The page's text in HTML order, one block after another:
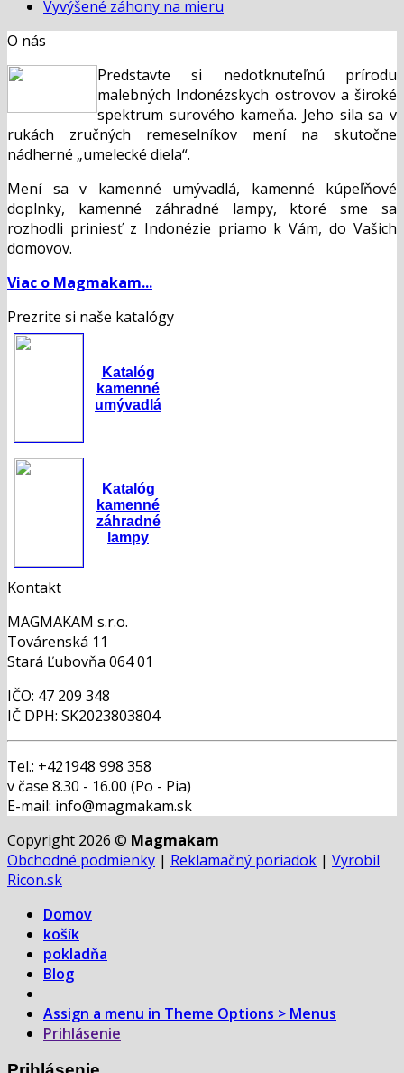
Vyvýšené záhony na mieru
O nás
Predstavte si nedotknuteľnú prírodu
malebných Indonézskych ostrovov a široké
spektrum surového kameňa. Jeho sila sa v
rukách zručných remeselníkov mení na skutočne
nádherné „umelecké diela“.
Mení sa v kamenné umývadlá, kamenné kúpeľňové
doplnky, kamenné záhradné lampy, ktoré sme sa
rozhodli priniesť z Indonézie priamo k Vám, do Vašich
domovov.
Viac o Magmakam...
Prezrite si naše katalógy
Katalóg
kamenné
umývadlá
Katalóg
kamenné
záhradné
lampy
Kontakt
MAGMAKAM s.r.o.
Továrenská 11
Stará Ľubovňa 064 01
IČO: 47 209 348
IČ DPH: SK2023803804
Tel.: +421948 998 358
v čase 8.30 - 16.00 (Po - Pia)
E-mail: info@magmakam.sk
Copyright 2026 © Magmakam
Obchodné podmienky | Reklamačný poriadok | Vyrobil
Ricon.sk
Domov
košík
pokladňa
Blog
Assign a menu in Theme Options > Menus
Prihlásenie